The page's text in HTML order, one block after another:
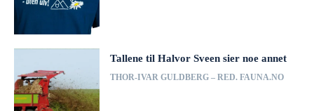
Tallene til Halvor Sveen sier noe annet
THOR-IVAR GULDBERG – RED. FAUNA.NO